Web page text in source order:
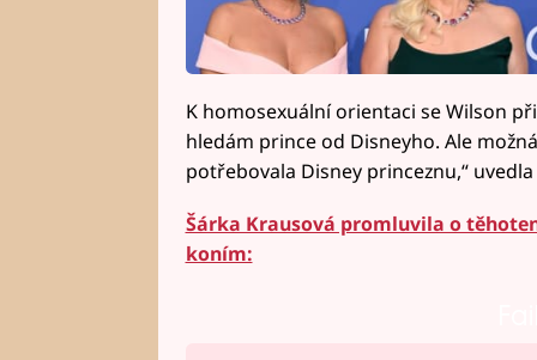
K homosexuální orientaci se Wilson
hledám prince od Disneyho. Ale
potřebovala Disney princeznu,“
Šárka Krausová promluvila o
koním: